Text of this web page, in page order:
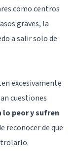
como centros
graves, la
a salir solo de
excesivamente
cuestiones
lo peor y sufren
reconocer de que